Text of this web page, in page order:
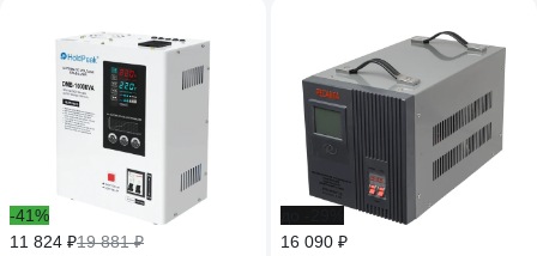
-41%
11 824 ₽19 881 ₽
16 090 ₽